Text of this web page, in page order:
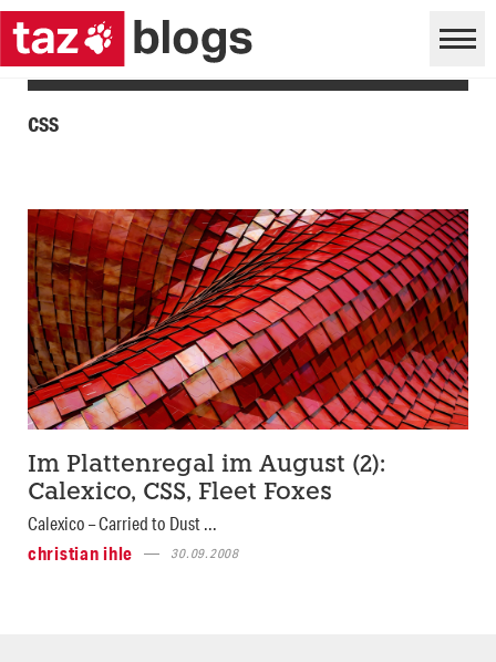
css
Im Plattenregal im August (2):
Calexico, CSS, Fleet Foxes
Calexico – Carried to Dust ...
christian ihle
30.09.2008